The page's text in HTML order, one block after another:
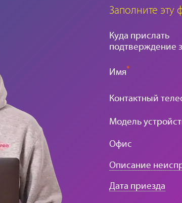
Заполните эту
Куда прислать
подтверждение
Имя*
Контактный
Модель
Офис
Описание
Дата приезда